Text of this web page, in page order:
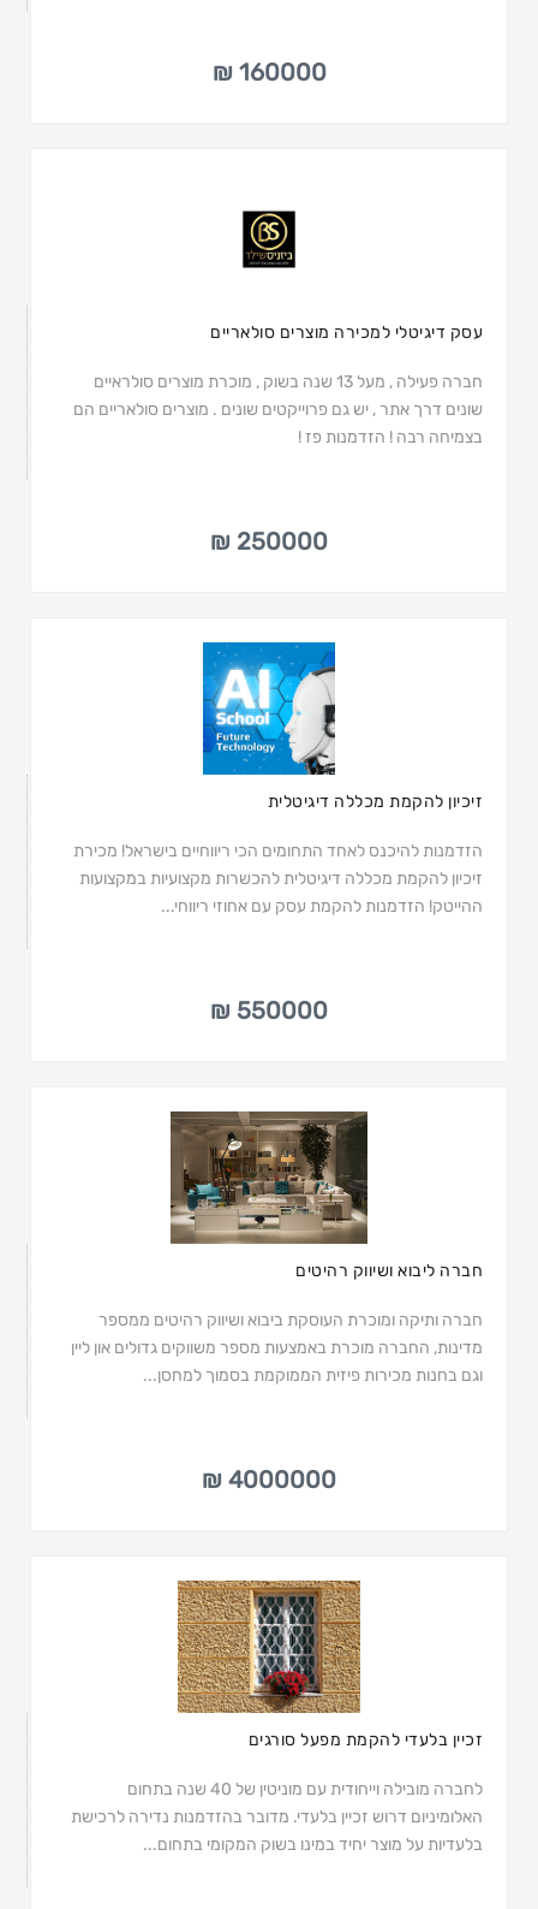
160000 ₪
עסק דיגיטלי למכירה מוצרים סולאריים
חברה פעילה , מעל 13 שנה בשוק , מוכרת מוצרים סולראיים
שונים דרך אתר , יש גם פרוייקטים שונים . מוצרים סולאריים הם
בצמיחה רבה ! הזדמנות פז !
250000 ₪
זיכיון להקמת מכללה דיגיטלית
הזדמנות להיכנס לאחד התחומים הכי ריווחיים בישראל! מכירת
זיכיון להקמת מכללה דיגיטלית להכשרות מקצועיות במקצועות
ההייטק! הזדמנות להקמת עסק עם אחוזי ריווחי...
550000 ₪
חברה ליבוא ושיווק רהיטים
חברה ותיקה ומוכרת העוסקת ביבוא ושיווק רהיטים ממספר
מדינות, החברה מוכרת באמצעות מספר משווקים גדולים און ליין
וגם בחנות מכירות פיזית הממוקמת בסמוך למחסן...
4000000 ₪
זכיין בלעדי להקמת מפעל סורגים
לחברה מובילה וייחודית עם מוניטין של 40 שנה בתחום
האלומיניום דרוש זכיין בלעדי. מדובר בהזדמנות נדירה לרכישת
בלעדיות על מוצר יחיד במינו בשוק המקומי בתחום...